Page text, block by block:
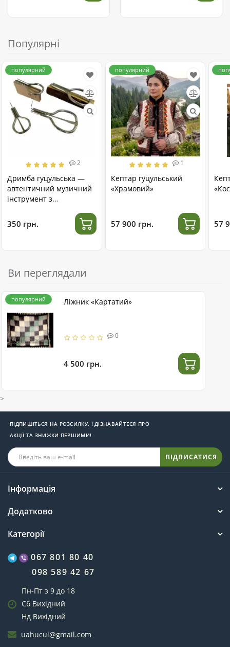
Популярні
популярний
2
Дримба гуцульська —
автентичний музичний
інструмент з
350 грн.
популярний
1
Кептар гуцульський
«Храмовий»
57 900 грн. 57
Ви переглядали
популярний Ліжник «Картатий»
0
4 500 грн.
>
ПІДПИШІТЬСЯ НА РОЗСИЛКУ, І ДІЗНАВАЙТЕСЯ ПРО
АКЦІЇ ТА ЗНИЖКИ ПЕРШИМИ!
ПІДПИСАТИСЯ
Інформація
Додатково
Категорії
067 801 80 40
098 589 42 67
Пн-Пт з 9 до 18
Сб Вихідний
Нд Вихідний
uahucul@gmail.com